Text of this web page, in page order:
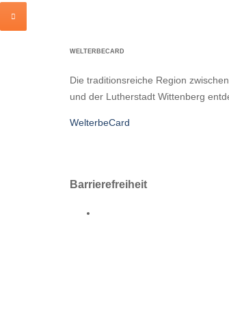
WELTERBECARD
Die traditionsreiche Region
und der Lutherstadt Wittenberg
WelterbeCard
Barrierefreiheit